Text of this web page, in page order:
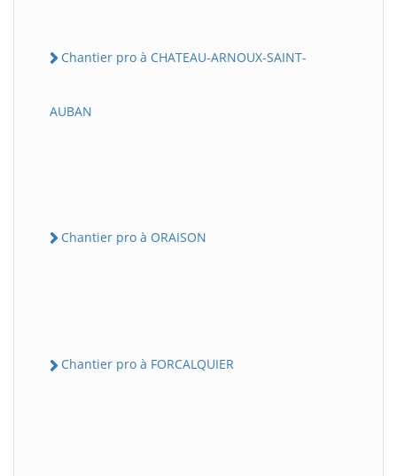
Chantier pro à CHATEAU-ARNOUX-SAINT-
AUBAN
Chantier pro à ORAISON
Chantier pro à FORCALQUIER